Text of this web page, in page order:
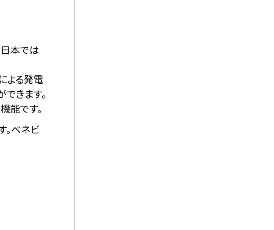
本では
よる発電
きます。
能です。
。ベネビ